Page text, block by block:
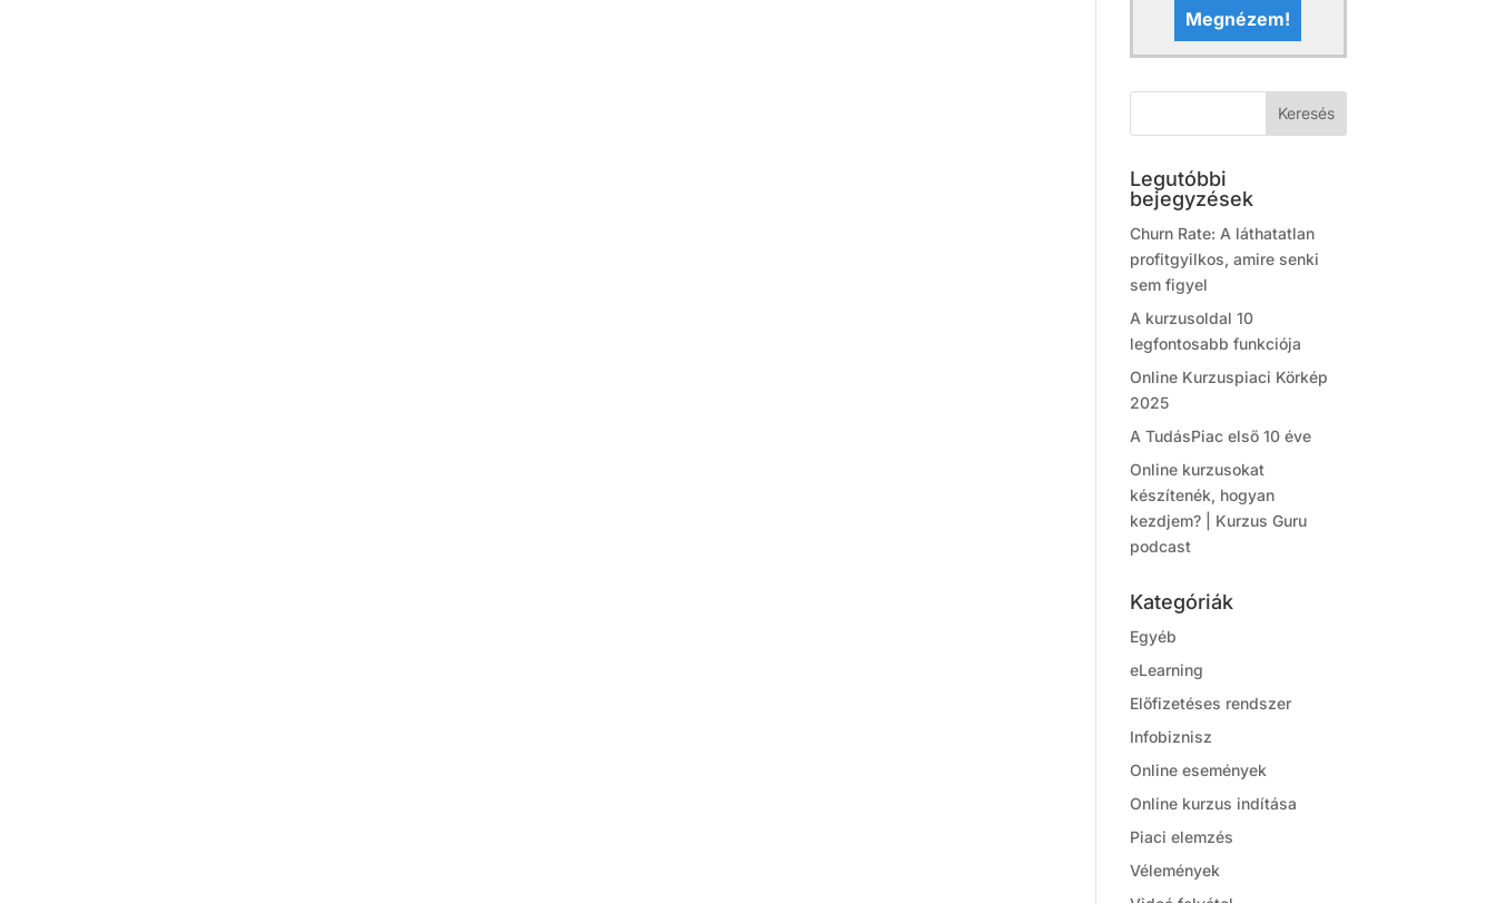
Megnézem!
Legutóbbi
bejegyzések
Churn Rate: A láthatatlan
profitgyilkos, amire senki
sem figyel
A kurzusoldal 10
legfontosabb funkciója
Online Kurzuspiaci Körkép
2025
A TudásPiac első 10 éve
Online kurzusokat
készítenék, hogyan
kezdjem? | Kurzus Guru
podcast
Kategóriák
Egyéb
eLearning
Előfizetéses rendszer
Infobiznisz
Online események
Online kurzus indítása
Piaci elemzés
Vélemények